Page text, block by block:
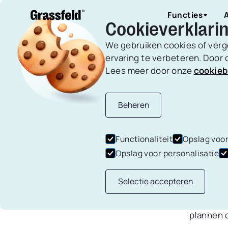
We gebruiken cookies of
ervaring te verbeteren. Door
Lees meer door onze
Beheren
Functionaliteit Opslag
Opslag voor personalisatie
Selectie accepteren
Functies
uitgaven.
Alle artikelen
Wat
de totale
Wel is
een
plannen